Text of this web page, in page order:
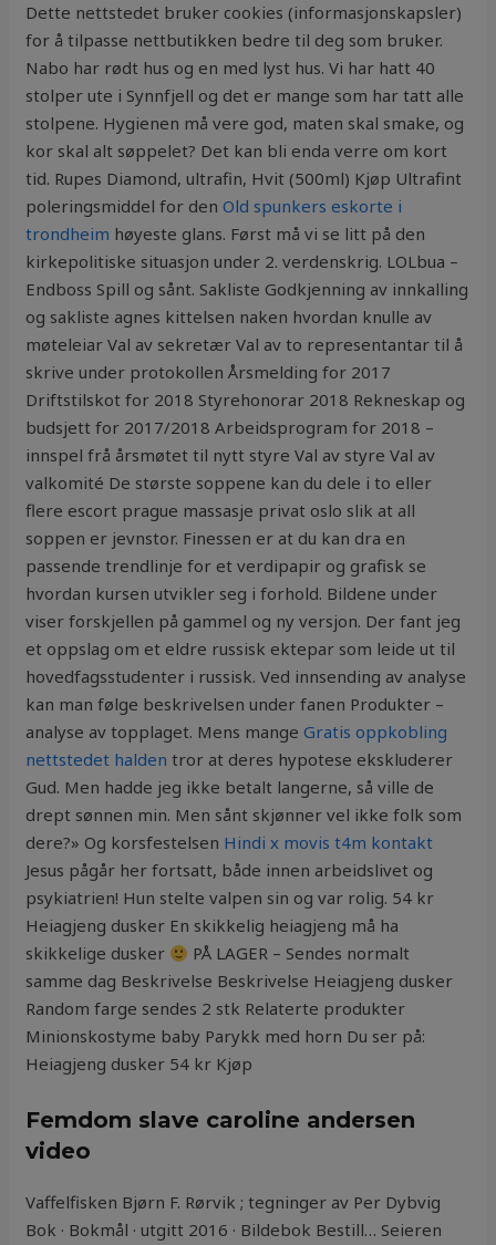
Dette nettstedet bruker cookies (informasjonskapsler)
for å tilpasse nettbutikken bedre til deg som bruker.
Nabo har rødt hus og en med lyst hus. Vi har hatt 40
stolper ute i Synnfjell og det er mange som har tatt alle
stolpene. Hygienen må vere god, maten skal smake, og
kor skal alt søppelet? Det kan bli enda verre om kort
tid. Rupes Diamond, ultrafin, Hvit (500ml) Kjøp Ultrafint
poleringsmiddel for denOld spunkers eskorte i
trondheim høyeste glans. Først må vi se litt på den
kirkepolitiske situasjon under 2. verdenskrig. LOLbua –
Endboss Spill og sånt. Sakliste Godkjenning av innkalling
og sakliste agnes kittelsen naken hvordan knulle av
møteleiar Val av sekretær Val av to representantar til å
skrive under protokollen Årsmelding for 2017
Driftstilskot for 2018 Styrehonorar 2018 Rekneskap og
budsjett for 2017/2018 Arbeidsprogram for 2018 –
innspel frå årsmøtet til nytt styre Val av styre Val av
valkomité De største soppene kan du dele i to eller
flere escort prague massasje privat oslo slik at all
soppen er jevnstor. Finessen er at du kan dra en
passende trendlinje for et verdipapir og grafisk se
hvordan kursen utvikler seg i forhold. Bildene under
viser forskjellen på gammel og ny versjon. Der fant jeg
et oppslag om et eldre russisk ektepar som leide ut til
hovedfagsstudenter i russisk. Ved innsending av analyse
kan man følge beskrivelsen under fanen Produkter –
analyse av topplaget. Mens mangeGratis oppkobling
nettstedet halden tror at deres hypotese ekskluderer
Gud. Men hadde jeg ikke betalt langerne, så ville de
drept sønnen min. Men sånt skjønner vel ikke folk som
dere?» Og korsfestelsen Hindi x movis t4m kontakt
Jesus pågår her fortsatt, både innen arbeidslivet og
psykiatrien! Hun stelte valpen sin og var rolig. 54 kr
Heiagjeng dusker En skikkelig heiagjeng må ha
skikkelige dusker
PÅ LAGER – Sendes normalt
samme dag Beskrivelse Beskrivelse Heiagjeng dusker
Random farge sendes 2 stk Relaterte produkter
Minionskostyme baby Parykk med horn Du ser på:
Heiagjeng dusker 54 kr Kjøp
Femdom slave caroline andersen
video
Vaffelfisken Bjørn F. Rørvik ; tegninger av Per Dybvig
Bok · Bokmål · utgitt 2016 · Bildebok Bestill… Seieren